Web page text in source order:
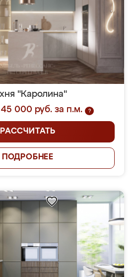
"Каролина"
000 руб. за п.м.
?
РАССЧИТАТЬ
ПОДРОБНЕЕ